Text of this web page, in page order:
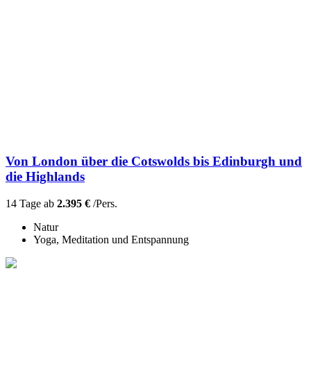
Von London über die Cotswolds bis Edinburgh und
die Highlands
14 Tage ab 2.395 € /Pers.
Natur
Yoga, Meditation und Entspannung